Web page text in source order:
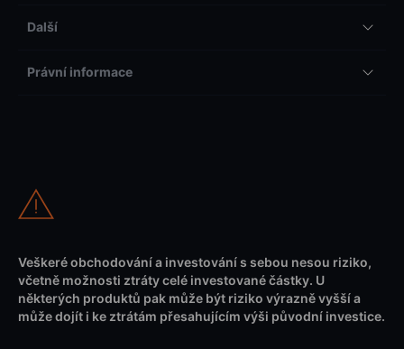
Další
Právní informace
Veškeré obchodování a investování s sebou nesou riziko,
včetně možnosti ztráty celé investované částky. U
některých produktů pak může být riziko výrazně vyšší a
může dojít i ke ztrátám přesahujícím výši původní investice.